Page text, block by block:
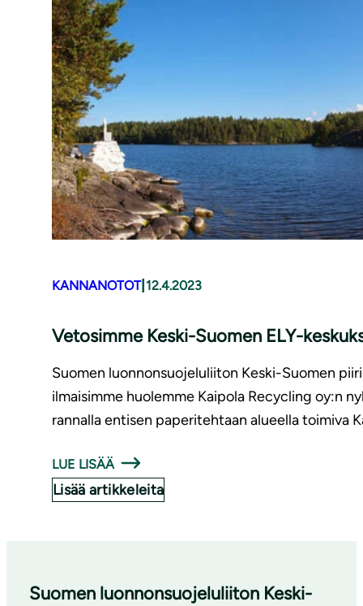
KANNANOTOT| 12.4.2023
Vetosimme Keski-Suomen ELY-
Suomen luonnonsuojeluliiton Keski-Suomen
ilmaisimme huolemme Kaipola Recycling oy:n
rannalla entisen paperitehtaan alueella toimiva
LUE LISÄÄ
Lisää artikkeleita
Suomen luonnonsuojeluliiton Keski-